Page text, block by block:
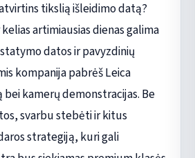
tikslią išleidimo datą?
artimiausias dienas galima
datos ir pavyzdinių
kompanija pabrėš Leica
kamerų demonstracijas. Be
svarbu stebėti ir kitus
strategiją, kuri gali